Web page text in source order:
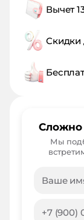
Вычет
Скидки
Сложно
Мы